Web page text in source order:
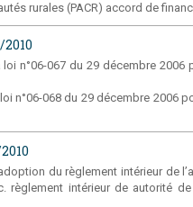
rurales (PACR) accord de
n°06-067 du 29 décembre 2006
n°06-068 du 29 décembre 2006
du règlement intérieur de
intérieur de autorité